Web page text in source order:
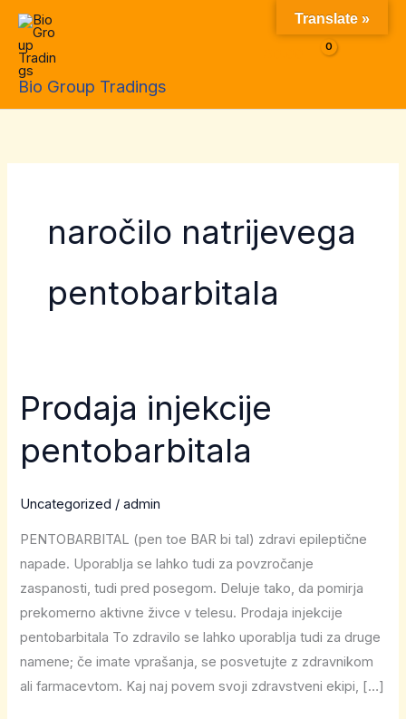
Skip
content
Bio Group Tradings
naročilo natrijevega
pentobarbitala
Prodaja injekcije
pentobarbitala
Uncategorized /admin
PENTOBARBITAL (pen toe BAR bi tal) zdravi epileptične
napade. Uporablja se lahko tudi za povzročanje
zaspanosti, tudi pred posegom. Deluje tako, da pomirja
prekomerno aktivne živce v telesu. Prodaja injekcije
pentobarbitala To zdravilo se lahko uporablja tudi za druge
namene; če imate vprašanja, se posvetujte z zdravnikom
ali farmacevtom. Kaj naj povem svoji zdravstveni ekipi, […]
Prodaja
injekcije
pentobarbitala
Translate »